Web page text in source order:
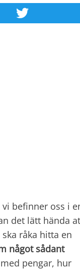
befinner oss i
det lätt hända
råka hitta en
något sådant
pengar, hur